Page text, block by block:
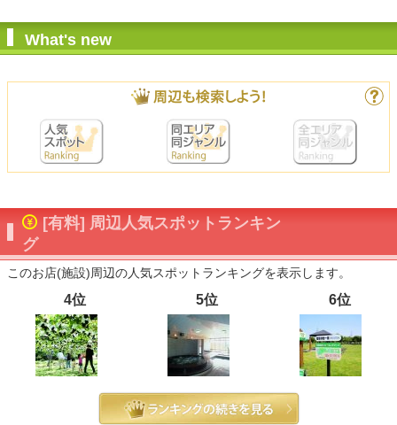
What's new
[有料] 周辺人気スポットランキン
グ
このお店(施設)周辺の人気スポットランキングを表示します。
4位 5位 6位